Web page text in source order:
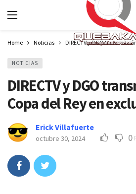
Home Noticias DIRECTV y DGO
NOTICIAS
DIRECTV y DGO
Copa del Rey en
Erick Villafuerte
octubre 30, 2024 0